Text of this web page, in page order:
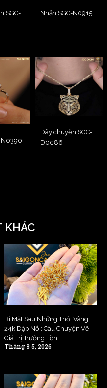
SGC-
Nhẫn SGC-N0915
N0390
Dây chuyền SGC-
D0086
KHÁC
Bí Mật Sau Những Thỏi Vàng
24k Dập Nổi: Câu Chuyện Về
Giá Trị Trường Tồn
Tháng 8 5, 2026